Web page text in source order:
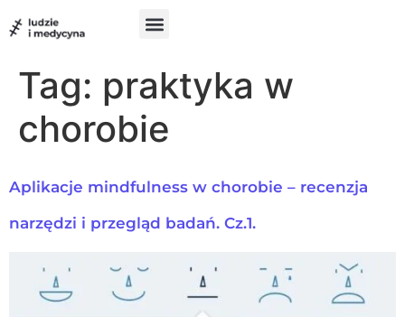
treści
Tag: praktyka w
chorobie
Aplikacje mindfulness w chorobie – recenzja
narzędzi i przegląd badań. Cz.1.